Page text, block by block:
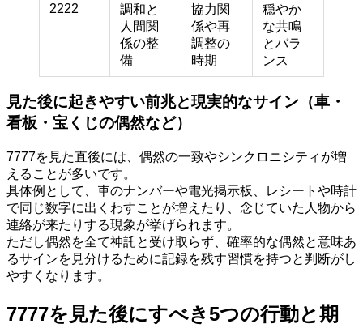
2222
調和と
人間関
係の整
備
協力関
係や再
調整の
時期
穏やか
な共鳴
とバラ
ンス
見た後に起きやすい前兆と現実的なサイン（車・
看板・宝くじの偶然など）
7777を見た直後には、偶然の一致やシンクロニシティが増
えることが多いです。
具体例として、車のナンバーや電光掲示板、レシートや時計
で同じ数字に出くわすことが増えたり、念じていた人物から
連絡が来たりする現象が挙げられます。
ただし偶然を全て神託と受け取らず、確率的な偶然と意味あ
るサインを見分けるために記録を残す習慣を持つと判断がし
やすくなります。
7777を見た後にすべき5つの行動と期